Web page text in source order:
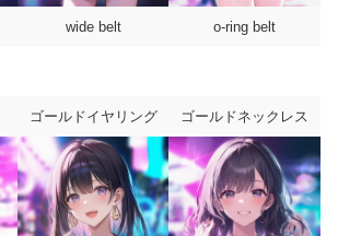
wide belt o-ring belt
ゴールドイヤリング ゴールドネックレス